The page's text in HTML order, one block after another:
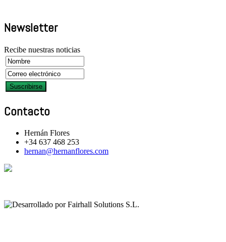
Newsletter
Recibe nuestras noticias
Contacto
Hernán Flores
+34 637 468 253
hernan@hernanflores.com